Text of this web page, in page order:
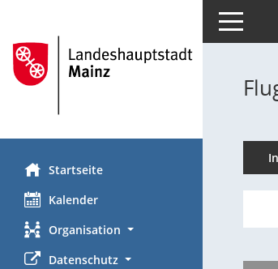
Startseite
Kalender
Organisation
Datenschutz
Toggle